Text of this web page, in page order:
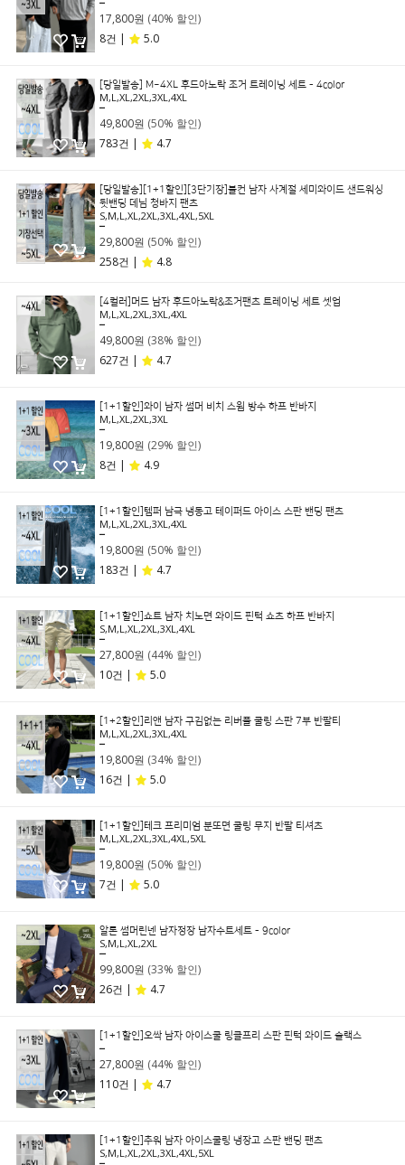
17,800원 (40% 할인)
8건 |
5.0
[당일발송] M~4XL 후드아노락 조거 트레이닝 세트 - 4color
M,L,XL,2XL,3XL,4XL
49,800원 (50% 할인)
783건 |
4.7
[당일발송][1+1할인][3단기장]블컨 남자 사계절 세미와이드 샌드워싱
뒷밴딩 데님 청바지 팬츠
S,M,L,XL,2XL,3XL,4XL,5XL
29,800원 (50% 할인)
258건 |
4.8
[4컬러]머드 남자 후드아노락&조거팬츠 트레이닝 세트 셋업
M,L,XL,2XL,3XL,4XL
49,800원 (38% 할인)
627건 |
4.7
[1+1할인]와이 남자 썸머 비치 스윔 방수 하프 반바지
M,L,XL,2XL,3XL
19,800원 (29% 할인)
8건 |
4.9
[1+1할인]템퍼 남극 냉동고 테이퍼드 아이스 스판 밴딩 팬츠
M,L,XL,2XL,3XL,4XL
19,800원 (50% 할인)
183건 |
4.7
[1+1할인]쇼트 남자 치노면 와이드 핀턱 쇼츠 하프 반바지
S,M,L,XL,2XL,3XL,4XL
27,800원 (44% 할인)
10건 |
5.0
[1+2할인]리앤 남자 구김없는 리버풀 쿨링 스판 7부 반팔티
M,L,XL,2XL,3XL,4XL
19,800원 (34% 할인)
16건 |
5.0
[1+1할인]테크 프리미엄 분또면 쿨링 무지 반팔 티셔츠
M,L,XL,2XL,3XL,4XL,5XL
19,800원 (50% 할인)
7건 |
5.0
알론 썸머린넨 남자정장 남자수트세트 - 9color
S,M,L,XL,2XL
99,800원 (33% 할인)
26건 |
4.7
[1+1할인]오싹 남자 아이스쿨 링클프리 스판 핀턱 와이드 슬랙스
27,800원 (44% 할인)
110건 |
4.7
[1+1할인]추워 남자 아이스쿨링 냉장고 스판 밴딩 팬츠
S,M,L,XL,2XL,3XL,4XL,5XL